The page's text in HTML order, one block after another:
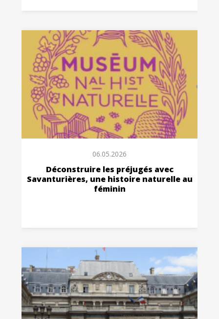
06.05.2026
Déconstruire les préjugés avec
Savanturières, une histoire naturelle au
féminin